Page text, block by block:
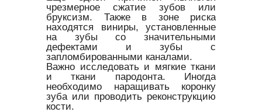
чрезмерное сжатие зубов или
бруксизм. Также в зоне риска
находятся виниры, установленные
на зубы со значительными
дефектами и зубы с
запломбированными каналами.
Важно исследовать и мягкие ткани
и ткани пародонта. Иногда
необходимо наращивать коронку
зуба или проводить реконструкцию
кости.